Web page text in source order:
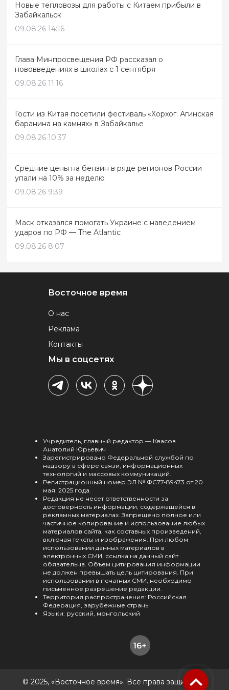
Новые тепловозы для работы с Китаем прибыли в
Забайкальск
09.08.26 14:16
Глава Минпросвещения РФ рассказал о
нововведениях в школах с 1 сентября
09.08.26 11:16
Гости из Китая посетили фестиваль «Хорхог. Агинская
баранина на камнях» в Забайкалье
09.08.26 10:37
Средние цены на бензин в ряде регионов России
упали на 10% за неделю
09.08.26 9:39
Маск отказался помогать Украине с наведением
ударов по РФ — The Atlantic
09.08.26 8:07
Восточное время
О нас
Реклама
Контакты
Мы в соцсетях
Учредитель, главный редактор — Квасов
Анатолий Юрьевич
Зарегистрировано Федеральной службой по
надзору в сфере связи, информационных
технологий и массовых коммуникаций.
Регистрационный номер ЭЛ № ФС77-89473 от 20
мая 2025 года.
Редакция не несет ответственности за
достоверность информации, содержащейся в
рекламных материалах. Запрещено полное или
частичное копирование и использование любых
материалов сайта, как составных произведений,
включая тексты и изображения. При любом
использовании данных материалов в
электронных СМИ, ссылка на данный сайт
обязательна. Объем цитирования информации
не должен превышать цель цитирования. При
использовании в печатных СМИ, необходимо
письменное разрешение редакции.
Территория распространения: Российская
Федерация, зарубежные страны
Языки: русский, монгольский
© 2025, «Восточное время». Все права защищены.